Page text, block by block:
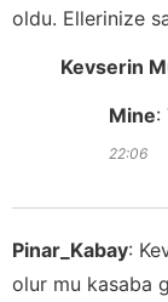
oldu. Ellerinize
Kevserin
Mine:
22:06
Pinar_Kabay:
olur mu kasaba